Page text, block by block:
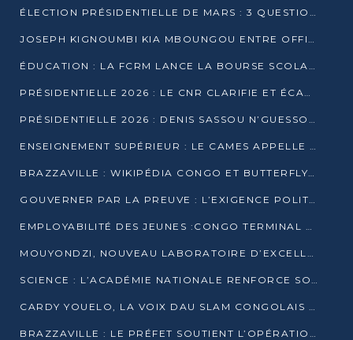
ÉLECTION PRÉSIDENTIELLE DE MARS : 3 QUESTIONS À UN EXPERT CONGOLAIS DE LA CYBERSÉCURITÉ
JOSEPH KIGNOUMBI KIA MBOUNGOU ENTRE OFFICIELLEMENT EN COURSE POUR LA PRÉSIDENTIELLE
ÉDUCATION : LA FCRM LANCE LA BOURSE SCOLAIRE FRANCINE-NTOUMI POUR PROMOUVOIR LES FILIÈRES SCIENTIFIQUES
PRÉSIDENTIELLE 2026 : LE CNR CLARIFIE ET ÉCARTE LA CANDIDATURE DU PASTEUR NTUMI
PRÉSIDENTIELLE 2026 : DENIS SASSOU N’GUESSO ANNONCE OFFICIELLEMENT SA CANDIDATURE
ENSEIGNEMENT SUPÉRIEUR : LE CAMES APPELLE À UNE UNIVERSITÉ AFRICAINE AXÉE SUR L’EMPLOYABILITÉ
BRAZZAVILLE : WIKIPÉDIA CONGO ET BUTTERFLY SCELLENT UN PARTENARIAT POUR STRUCTURER LE BÉNÉVOLAT NUMÉRIQUE
GOUVERNER PAR LA PREUVE : L’EXIGENCE POLITIQUE DU XXIᵉ SIÈCLE
EMPLOYABILITÉ DES JEUNES :CONGO TERMINAL S’ALLIE À L’ESCIC POUR RAPPROCHER L’ÉCOLE DU TERRAIN
MOUYONDZI, NOUVEAU LABORATOIRE D’EXCELLENCE PÉDAGOGIQUE AVEC L’ENFICE
SCIENCE : L’ACADÉMIE NATIONALE RENFORCE SON ÉQUIPE ET TRACE SA FEUILLE DE ROUTE 2026
CARDY YOUELO, LA VOIX DAU SLAM CONGOLAIS QUI INTERPELLE LE MONDE
BRAZZAVILLE : LE PRÉFET SOUTIENT L’OPÉRATION « ZÉRO KULUNA » ET APPELLE À LA VIGILANCE CITOYENNE